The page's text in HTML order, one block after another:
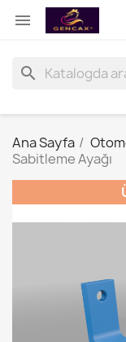

search
Ana Sayfa
Sabitleme Ayağı